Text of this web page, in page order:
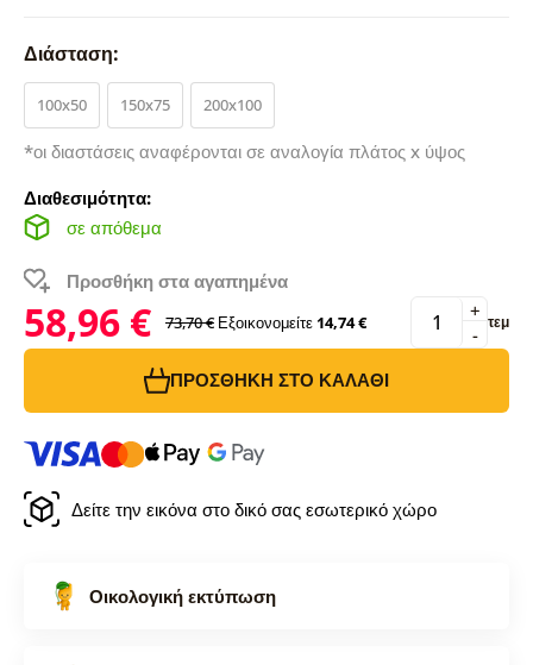
Διάσταση:
100x50 150x75 200x100
*οι διαστάσεις αναφέρονται σε αναλογία πλάτος x ύψος
Διαθεσιμότητα:
σε απόθεμα
Προσθήκη στα αγαπημένα
58,96 € 73,70 € Εξοικονομείτε14,74 € -
+ τεμ
ΠΡΟΣΘΉΚΗ ΣΤΟ ΚΑΛΆΘΙ
Δείτε την εικόνα στο δικό σας εσωτερικό χώρο
Οικολογική εκτύπωση